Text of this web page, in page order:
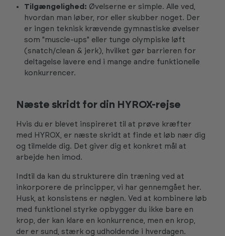
Tilgængelighed: Øvelserne er simple. Alle ved,
hvordan man løber, ror eller skubber noget. Der
er ingen teknisk krævende gymnastiske øvelser
som "muscle-ups" eller tunge olympiske løft
(snatch/clean & jerk), hvilket gør barrieren for
deltagelse lavere end i mange andre funktionelle
konkurrencer.
Næste skridt for din HYROX-rejse
Hvis du er blevet inspireret til at prøve kræfter
med HYROX, er næste skridt at finde et løb nær dig
og tilmelde dig. Det giver dig et konkret mål at
arbejde hen imod.
Indtil da kan du strukturere din træning ved at
inkorporere de principper, vi har gennemgået her.
Husk, at konsistens er nøglen. Ved at kombinere løb
med funktionel styrke opbygger du ikke bare en
krop, der kan klare en konkurrence, men en krop,
der er sund, stærk og udholdende i hverdagen.